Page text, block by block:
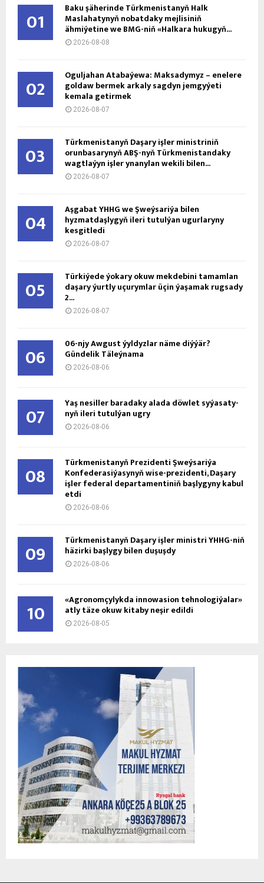
01 Baku şäherinde Türkmenistanyň Halk
Maslahatynyň nobatdaky mejlisiniň
ähmiýetine we BMG-niň «Halkara hukugyň...
2026-08-08
02 Oguljahan Atabaýewa: Maksadymyz – enelere
goldaw bermek arkaly sagdyn jemgyýeti
kemala getirmek
2026-08-07
03 Türkmenistanyň Daşary işler ministriniň
orunbasarynyň ABŞ-nyň Türkmenistandaky
wagtlaýyn işler ynanylan wekili bilen...
2026-08-07
04 Aşgabat ÝHHG we Şweýsariýa bilen
hyzmatdaşlygyň ileri tutulýan ugurlaryny
kesgitledi
2026-08-07
05 Türkiýede ýokary okuw mekdebini tamamlan
daşary ýurtly uçurymlar üçin ýaşamak rugsady
2...
2026-08-07
06 06-njy Awgust ýyldyzlar näme diýýär?
Gündelik Täleýnama
2026-08-06
07 Ýaş ne­sil­ler ba­ra­da­ky ala­da döw­let sy­ýa­sa­ty­
nyň ile­ri tu­tul­ýan ug­ry
2026-08-06
08 Türkmenistanyň Prezidenti Şweýsariýa
Konfederasiýasynyň wise-prezidenti, Daşary
işler federal departamentiniň başlygyny kabul
etdi
2026-08-06
09 Türkmenistanyň Daşary işler ministri ÝHHG-niň
häzirki başlygy bilen duşuşdy
2026-08-06
10 «Agronomçylykda innowasion tehnologiýalar»
atly täze okuw kitaby neşir edildi
2026-08-05